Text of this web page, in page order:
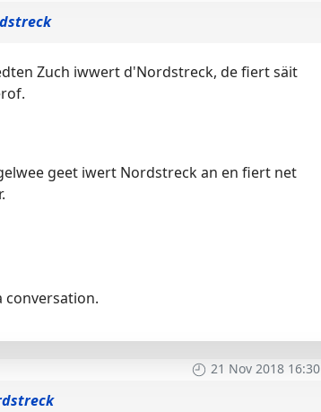
Zuch iwwert d'Nordstreck, de fiert säit
geet iwert Nordstreck an en fiert net
21 Nov 2018 16:30